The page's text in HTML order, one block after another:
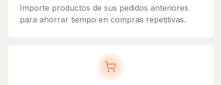
Importe productos de sus pedidos anteriores
para ahorrar tiempo en compras repetitivas.